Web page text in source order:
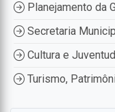
Planejamento da
Secretaria
Cultura e
Turismo,